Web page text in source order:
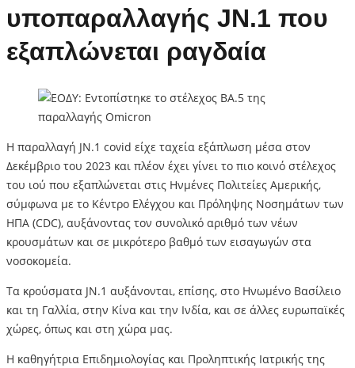
υποπαραλλαγής JN.1 που
εξαπλώνεται ραγδαία
Η παραλλαγή JN.1 covid είχε ταχεία εξάπλωση μέσα στον
Δεκέμβριο του 2023 και πλέον έχει γίνει το πιο κοινό στέλεχος
του ιού που εξαπλώνεται στις Ηνμένες Πολιτείες Αμερικής,
σύμφωνα με τo Κέντρo Ελέγχου και Πρόληψης Νοσημάτων των
ΗΠΑ (CDC), αυξάνοντας τον συνολικό αριθμό των νέων
κρουσμάτων και σε μικρότερο βαθμό των εισαγωγών στα
νοσοκομεία.
Τα κρούσματα JN.1 αυξάνονται, επίσης, στο Ηνωμένο Βασίλειο
και τη Γαλλία, στην Κίνα και την Ινδία, και σε άλλες ευρωπαϊκές
χώρες, όπως και στη χώρα μας.
Η καθηγήτρια Επιδημιολογίας και Προληπτικής Ιατρικής της